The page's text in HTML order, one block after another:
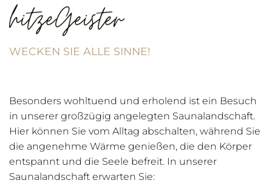
hitzeGeister
WECKEN SIE ALLE SINNE!
Besonders wohltuend und erholend ist ein Besuch
in unserer großzügig angelegten Saunalandschaft.
Hier können Sie vom Alltag abschalten, während Sie
die angenehme Wärme genießen, die den Körper
entspannt und die Seele befreit. In unserer
Saunalandschaft erwarten Sie: